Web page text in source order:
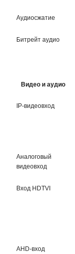
Аудиосжатие
Битрейт аудио
Видео и аудио
IP-видеовход
Аналоговый
видеовход
Вход HDTVI
AHD-вход